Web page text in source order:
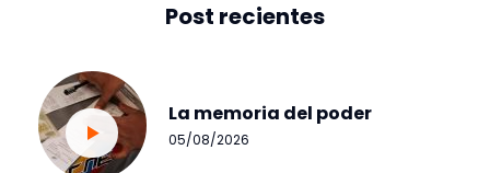
Post recientes
La memoria del poder
05/08/2026